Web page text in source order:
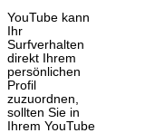
YouTube kann
Ihr
Surfverhalten
direkt Ihrem
persönlichen
Profil
zuzuordnen,
sollten Sie in
Ihrem YouTube